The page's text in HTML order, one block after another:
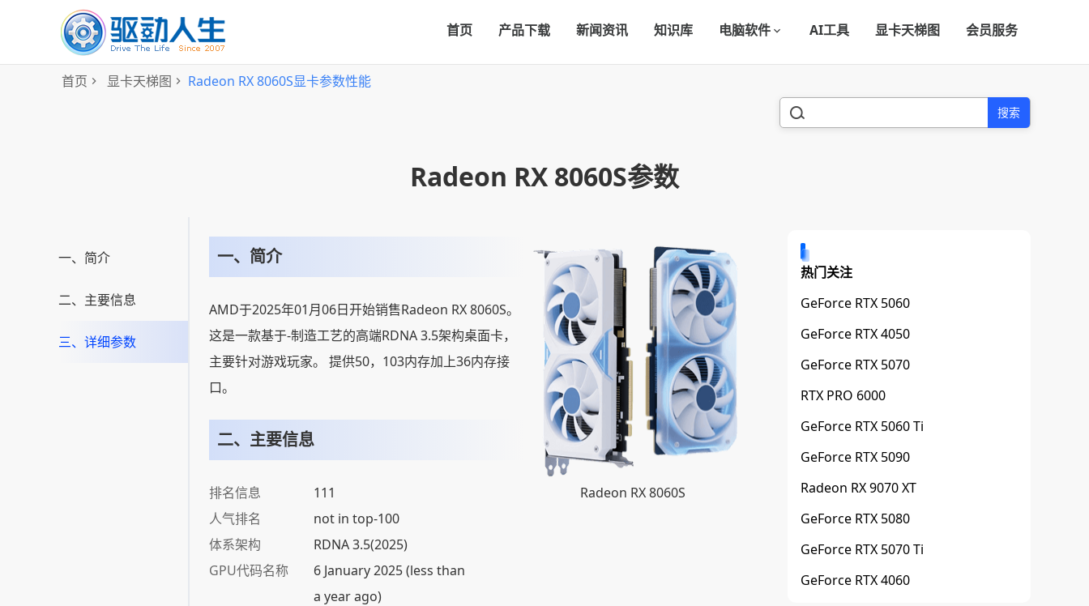
首页 产品下载 新闻资讯 知识库 电脑软件 AI工具 显卡天梯图 会员服务
首页 显卡天梯图 Radeon RX 8060S显卡参数性能
搜索
Radeon RX 8060S参数
一、简介
二、主要信息
三、详细参数
一、简介
AMD于2025年01月06日开始销售Radeon RX 8060S。
这是一款基于-制造工艺的高端RDNA 3.5架构桌面卡，
主要针对游戏玩家。 提供50，103内存加上36内存接
口。
二、主要信息
排名信息
111
人气排名
not in top-100
体系架构
RDNA 3.5(2025)
GPU代码名称
6 January 2025 (less than
a year ago)
Radeon RX 8060S
热门关注
GeForce RTX 5060
GeForce RTX 4050
GeForce RTX 5070
RTX PRO 6000
GeForce RTX 5060 Ti
GeForce RTX 5090
Radeon RX 9070 XT
GeForce RTX 5080
GeForce RTX 5070 Ti
GeForce RTX 4060